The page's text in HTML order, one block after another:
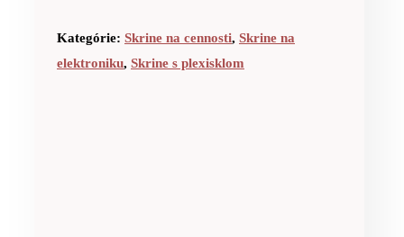
Kategórie: Skrine na cennosti, Skrine na
elektroniku, Skrine s plexisklom